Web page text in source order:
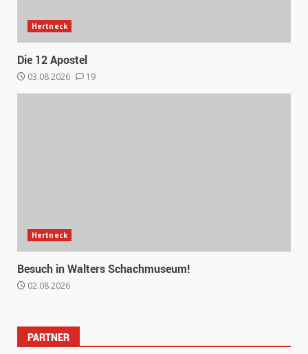
Hertneck
Die 12 Apostel
03.08.2026 19
Hertneck
Besuch in Walters Schachmuseum!
02.08.2026
PARTNER